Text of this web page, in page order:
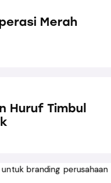
Merah
Huruf Timbul